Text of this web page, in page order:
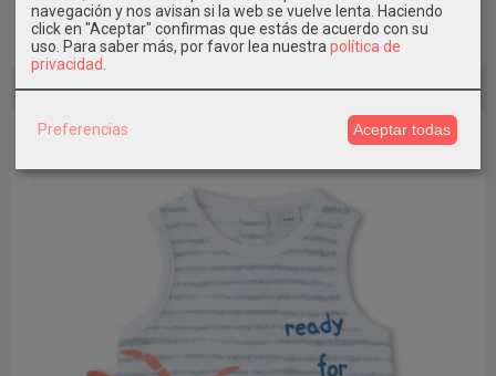
Añadir a Carrito
-20 %
navegación y nos avisan si la web se vuelve lenta. Haciendo
click en "Aceptar" confirmas que estás de acuerdo con su
uso. Para saber más, por favor lea nuestra política de
privacidad
Preferencias Aceptar todas